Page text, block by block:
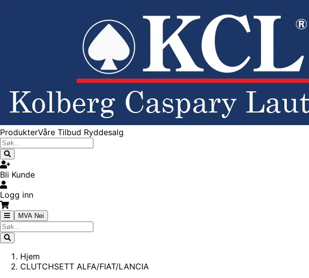
ProdukterVåre Tilbud Ryddesalg
Bli Kunde
Logg inn
MVA Nei
Hjem
CLUTCHSETT ALFA/FIAT/LANCIA